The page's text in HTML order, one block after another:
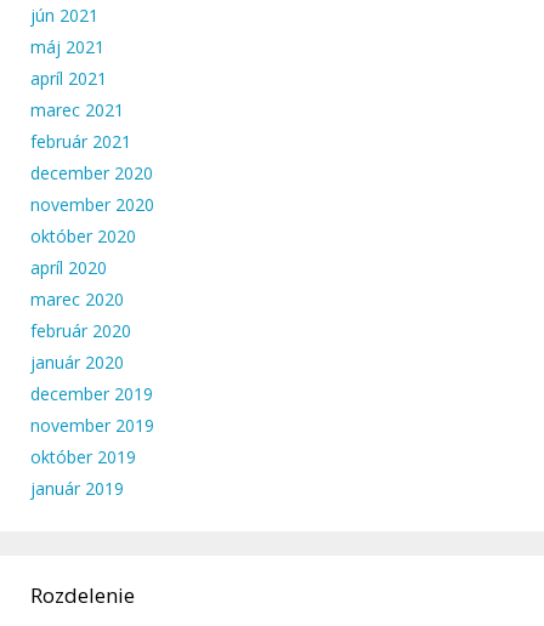
jún 2021
máj 2021
apríl 2021
marec 2021
február 2021
december 2020
november 2020
október 2020
apríl 2020
marec 2020
február 2020
január 2020
december 2019
november 2019
október 2019
január 2019
Rozdelenie